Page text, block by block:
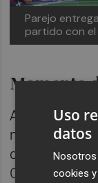
Parejo
partido con
Momento
Ambos
mitad de una
de lo que
Con tanta
Uso
datos
cookies